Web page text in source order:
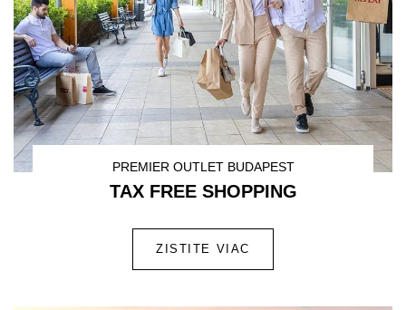
PREMIER OUTLET BUDAPEST
TAX FREE SHOPPING
ZISTITE VIAC